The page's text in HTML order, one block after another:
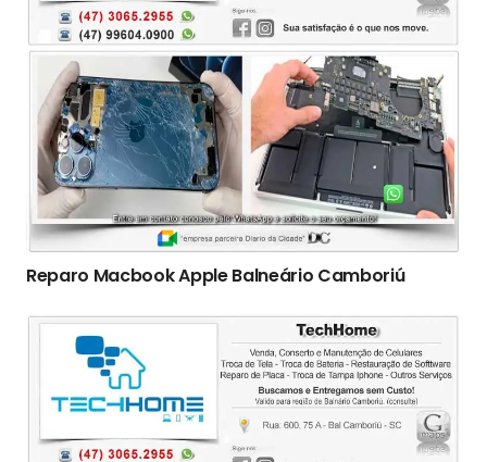
Reparo Macbook Apple Balneário Camboriú